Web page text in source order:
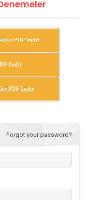
PDF İndir
İndir
PDF İndir
Forgot your password?